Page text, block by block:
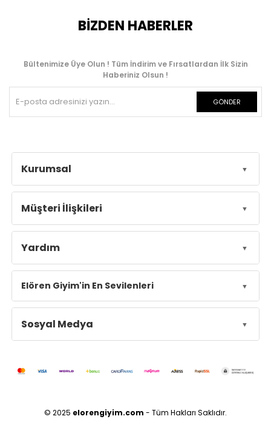
BİZDEN HABERLER
Bültenimize Üye Olun ! Tüm İndirim ve Fırsatlardan İlk Sizin
Haberiniz Olsun !
GÖNDER
Kurumsal
Müşteri İlişkileri
Yardım
Elören Giyim'in En Sevilenleri
Sosyal Medya
© 2025 elorengiyim.com - Tüm Hakları Saklıdır.